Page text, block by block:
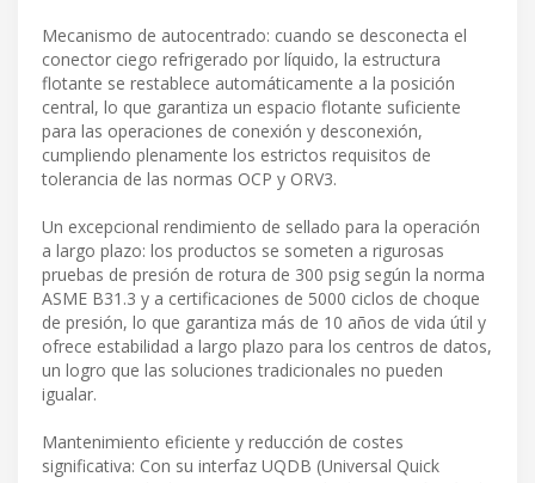
Mecanismo de autocentrado: cuando se desconecta el
conector ciego refrigerado por líquido, la estructura
flotante se restablece automáticamente a la posición
central, lo que garantiza un espacio flotante suficiente
para las operaciones de conexión y desconexión,
cumpliendo plenamente los estrictos requisitos de
tolerancia de las normas OCP y ORV3.
Un excepcional rendimiento de sellado para la operación
a largo plazo: los productos se someten a rigurosas
pruebas de presión de rotura de 300 psig según la norma
ASME B31.3 y a certificaciones de 5000 ciclos de choque
de presión, lo que garantiza más de 10 años de vida útil y
ofrece estabilidad a largo plazo para los centros de datos,
un logro que las soluciones tradicionales no pueden
igualar.
Mantenimiento eficiente y reducción de costes
significativa: Con su interfaz UQDB (Universal Quick